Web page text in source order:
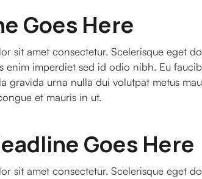
Goes Here
sit amet consectetur. Scelerisque eget
enim imperdiet sed id odio nibh. Eu
gravida urna nulla dui volutpat metus
et mauris in ut.
Goes Here
sit amet consectetur. Scelerisque eget